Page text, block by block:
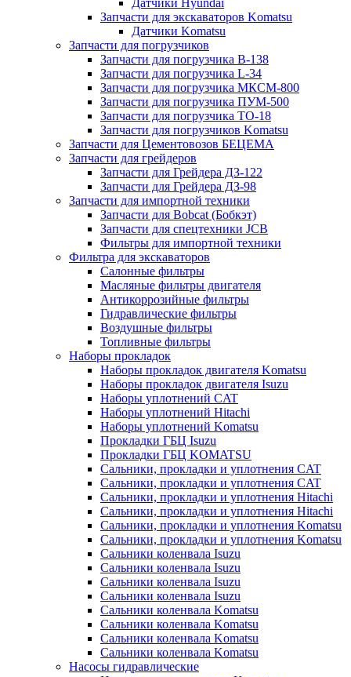
Датчики Hyundai
Запчасти для экскаваторов Komatsu
Датчики Komatsu
Запчасти для погрузчиков
Запчасти для погрузчика B-138
Запчасти для погрузчика L-34
Запчасти для погрузчика МКСМ-800
Запчасти для погрузчика ПУМ-500
Запчасти для погрузчика ТО-18
Запчасти для погрузчиков Komatsu
Запчасти для Цементовозов БЕЦЕМА
Запчасти для грейдеров
Запчасти для Грейдера ДЗ-122
Запчасти для Грейдера ДЗ-98
Запчасти для импортной техники
Запчасти для Bobcat (Бобкэт)
Запчасти для спецтехники JCB
Фильтры для импортной техники
Фильтра для экскаваторов
Салонные фильтры
Масляные фильтры двигателя
Антикоррозийные фильтры
Гидравлические фильтры
Воздушные фильтры
Топливные фильтры
Наборы прокладок
Наборы прокладок двигателя Komatsu
Наборы прокладок двигателя Isuzu
Наборы уплотнений CAT
Наборы уплотнений Hitachi
Наборы уплотнений Komatsu
Прокладки ГБЦ Isuzu
Прокладки ГБЦ KOMATSU
Сальники, прокладки и уплотнения CAT
Сальники, прокладки и уплотнения CAT
Сальники, прокладки и уплотнения Hitachi
Сальники, прокладки и уплотнения Hitachi
Сальники, прокладки и уплотнения Komatsu
Сальники, прокладки и уплотнения Komatsu
Сальники коленвала Isuzu
Сальники коленвала Isuzu
Сальники коленвала Isuzu
Сальники коленвала Isuzu
Сальники коленвала Komatsu
Сальники коленвала Komatsu
Сальники коленвала Komatsu
Сальники коленвала Komatsu
Насосы гидравлические